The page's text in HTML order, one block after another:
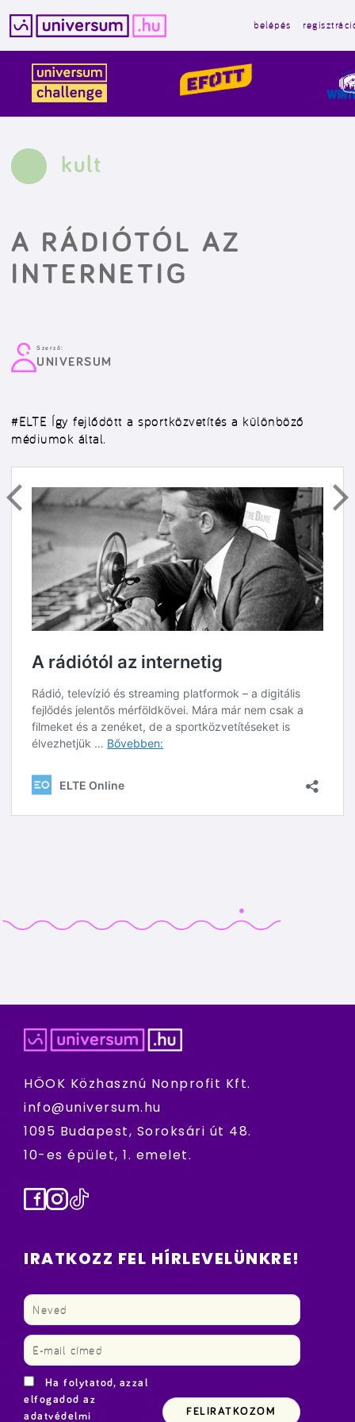
tartalomba
belépés
kult
A RÁDIÓTÓL AZ
INTERNETIG
Szerző:
UNIVERSUM
#ELTE Így fejlődött a sportközvetítés a különböző
médiumok által.
HÖOK Közhasznú Nonprofit Kft.
info@universum.hu
1095 Budapest, Soroksári út 48.
10-es épület, 1. emelet.
Facebook
Instagram
TikTok
IRATKOZZ FEL HÍRLEVELÜNKRE!
Ha folytatod, azzal
elfogadod az
adatvédelmi